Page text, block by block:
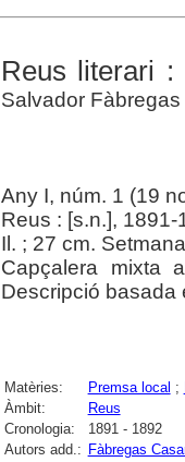
Reus literari :
Salvador
Any I, núm. 1 (19
Reus : [s.n.], 1891-
Il. ; 27 cm.
Capçalera mixta
Descripció basada
Matèries: Premsa local ;
Àmbit:
Reus
Cronologia:
1891 - 1892
Autors add.: Fàbregas